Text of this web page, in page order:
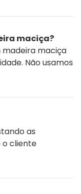
maciça?
madeira maciça
Não usamos
as
o cliente